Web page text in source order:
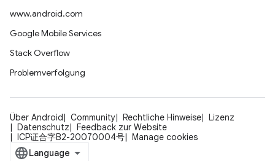
www.android.com
Google Mobile Services
Stack Overflow
Problemverfolgung
Über Android Community Rechtliche Hinweise
Lizenz
Datenschutz
Feedback zur Website
ICP证合字B2-20070004号
Manage cookies